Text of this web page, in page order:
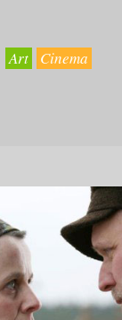
Art Cinema